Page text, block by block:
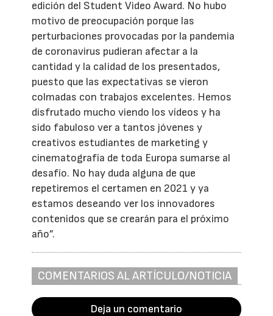
edición del Student Video Award. No hubo
motivo de preocupación porque las
perturbaciones provocadas por la pandemia
de coronavirus pudieran afectar a la
cantidad y la calidad de los presentados,
puesto que las expectativas se vieron
colmadas con trabajos excelentes. Hemos
disfrutado mucho viendo los vídeos y ha
sido fabuloso ver a tantos jóvenes y
creativos estudiantes de marketing y
cinematografía de toda Europa sumarse al
desafío. No hay duda alguna de que
repetiremos el certamen en 2021 y ya
estamos deseando ver los innovadores
contenidos que se crearán para el próximo
año”.
COMENTARIOS AL ARTÍCULO/NOTICIA
Deja un comentario